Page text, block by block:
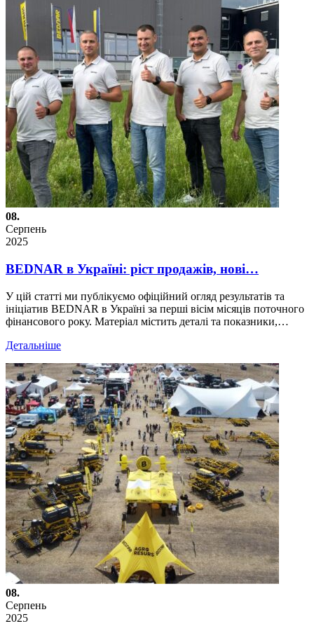
08.
Серпень
2025
BEDNAR в Україні: ріст продажів, нові…
У цій статті ми публікуємо офіційний огляд результатів та
ініціатив BEDNAR в Україні за перші вісім місяців поточного
фінансового року. Матеріал містить деталі та показники,…
Детальніше
08.
Серпень
2025